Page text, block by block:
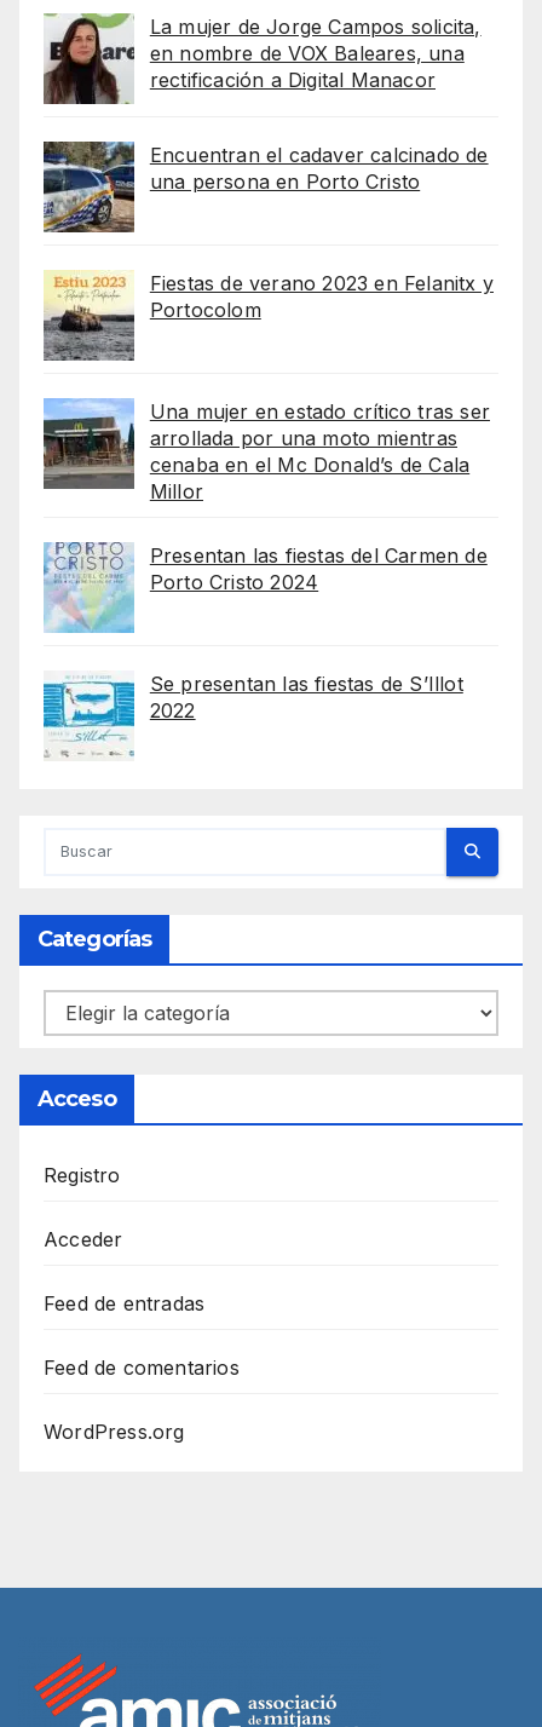
La mujer de Jorge Campos solicita,
en nombre de VOX Baleares, una
rectificación a Digital Manacor
Encuentran el cadaver calcinado de
una persona en Porto Cristo
Fiestas de verano 2023 en Felanitx y
Portocolom
Una mujer en estado crítico tras ser
arrollada por una moto mientras
cenaba en el Mc Donald’s de Cala
Millor
Presentan las fiestas del Carmen de
Porto Cristo 2024
Se presentan las fiestas de S’Illot
2022
Categorías
Categorías
Acceso
Registro
Acceder
Feed de entradas
Feed de comentarios
WordPress.org